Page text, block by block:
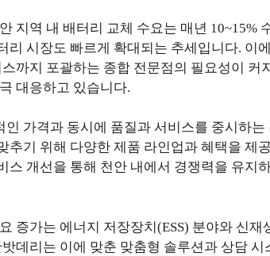
지역 내 배터리 교체 수요는 매년 10~15%
리 시장도 빠르게 확대되는 추세입니다. 이
까지 포괄하는 종합 전문점의 필요성이 커
대응하고 있습니다.
인 가격과 동시에 품질과 서비스를 중시하
추기 위해 다양한 제품 라인업과 혜택을 제
스 개선을 통해 천안 내에서 경쟁력을 유지
증가는 에너지 저장장치(ESS) 분야와 신
데리는 이에 맞춘 맞춤형 솔루션과 상담